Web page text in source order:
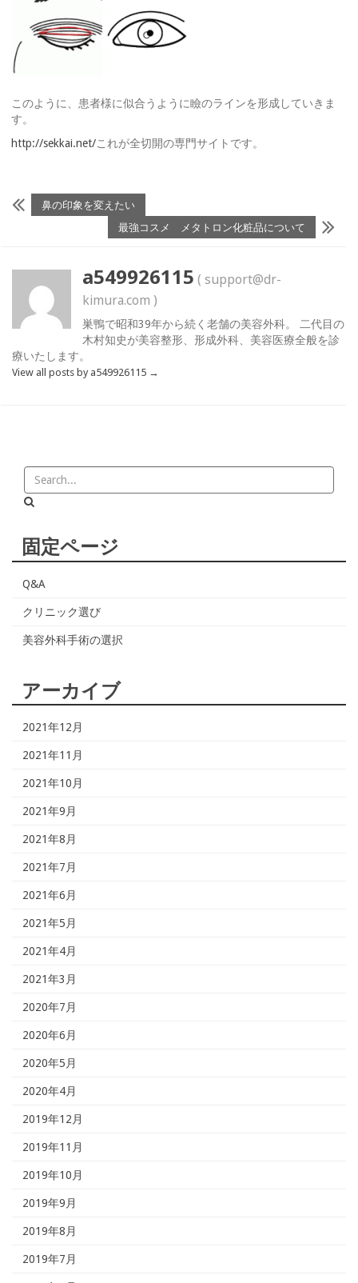
このように、患者様に似合うように瞼のラインを形成していきま
す。
http://sekkai.net/これが全切開の専門サイトです。
鼻の印象を変えたい
最強コスメ メタトロン化粧品について
a549926115 ( support@dr-
kimura.com )
巣鴨で昭和39年から続く老舗の美容外科。 二代目の
木村知史が美容整形、形成外科、美容医療全般を診
療いたします。
View all posts by a549926115 →
固定ページ
Q&A
クリニック選び
美容外科手術の選択
アーカイブ
2021年12月
2021年11月
2021年10月
2021年9月
2021年8月
2021年7月
2021年6月
2021年5月
2021年4月
2021年3月
2020年7月
2020年6月
2020年5月
2020年4月
2019年12月
2019年11月
2019年10月
2019年9月
2019年8月
2019年7月